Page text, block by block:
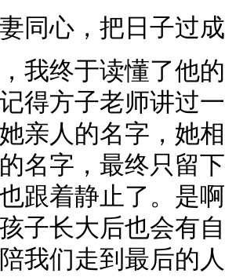
同心，把日子过
我终于读懂了他
得方子老师讲过
亲人的名字，她
名字，最终只留
跟着静止了。是
子长大后也会有
我们走到最后的